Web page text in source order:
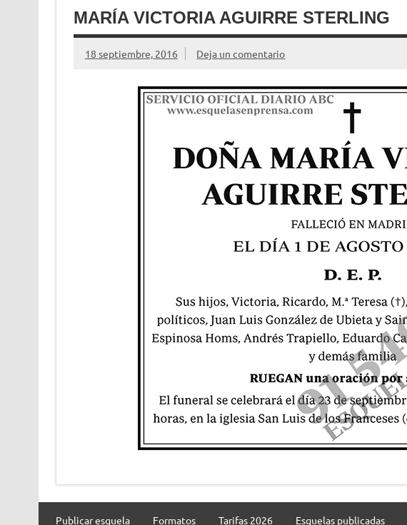
MARÍA VICTORIA AGUIRRE STERLING
18 septiembre, 2016 Deja un comentario
Publicar esquela Formatos Tarifas 2026 Esquelas publicadas